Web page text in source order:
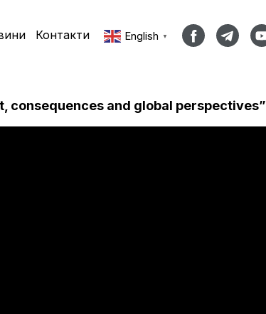
Контакти English ▼
consequences and global perspectives”